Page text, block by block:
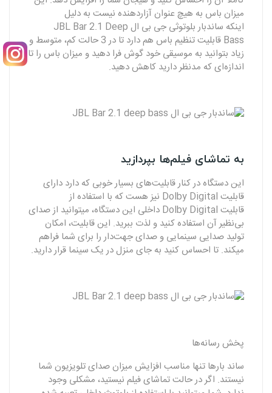
میزان باس به هیچ عنوان آزاردهنده نیست به دلیل
اینکه ساندبار بلوتوثی جی بی ال JBL Bar 2.1 Deep
Bass قابلیت تنظیم باس هم دارد تا در 3 حالت کم، متوسط و
زیاد بتوانید به موسیقی خود گوش فرا دهید و میزان باس را تا
اندازه‌ای که مدنظر دارید کاهش دهید.
به تماشای فیلم‌ها بپردازید
این دستگاه در کنار قابلیت‌های بسیار خوبی که دارد دارای
قابلیت Dolby Digital نیز هست که با استفاده از
قابلیت Dolby Digital داخلی این دستگاه، میتوانید از صدای
بی‌نظیر آن استفاده کنید و لذت ببرید. این قابلیت، امکان
تولید صدایی سینمایی و صدای جهت‌دار را برای شما فراهم
میکند. تا احساس کنید به جای منزل در یک سینما قرار دارید.
پخش رسانه‌ها
ساند بار‌ها تنها مناسب افزایش میزان صدای تلویزیون شما
نیستند. اگر در حالت تماشای فیلم نیستید، مشکلی وجود